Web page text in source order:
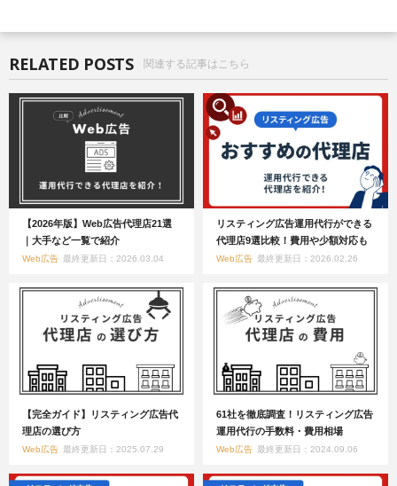
RELATED POSTS 関連する記事はこちら
【2026年版】Web広告代理店21選
｜大手など一覧で紹介
Web広告 最終更新日：2026.03.04
リスティング広告運用代行ができる
代理店9選比較！費用や少額対応も
Web広告 最終更新日：2026.02.26
【完全ガイド】リスティング広告代
理店の選び方
Web広告 最終更新日：2025.07.29
61社を徹底調査！リスティング広告
運用代行の手数料・費用相場
Web広告 最終更新日：2024.09.06